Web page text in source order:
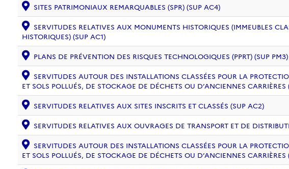
SITES PATRIMONIAUX REMARQUABLES (SPR) (SUP AC4)
SERVITUDES RELATIVES AUX MONUMENTS HISTORIQUES (IMMEUBLES
HISTORIQUES) (SUP AC1)
PLANS DE PRÉVENTION DES RISQUES TECHNOLOGIQUES (PPRT) (SUP PM3)
SERVITUDES AUTOUR DES INSTALLATIONS CLASSÉES POUR LA
ET SOLS POLLUÉS, DE STOCKAGE DE DÉCHETS OU D’ANCIENNES CARRIÈRES
SERVITUDES RELATIVES AUX SITES INSCRITS ET CLASSÉS (SUP AC2)
SERVITUDES RELATIVES AUX OUVRAGES DE TRANSPORT ET DE
SERVITUDES AUTOUR DES INSTALLATIONS CLASSÉES POUR LA
ET SOLS POLLUÉS, DE STOCKAGE DE DÉCHETS OU D’ANCIENNES CARRIÈRES